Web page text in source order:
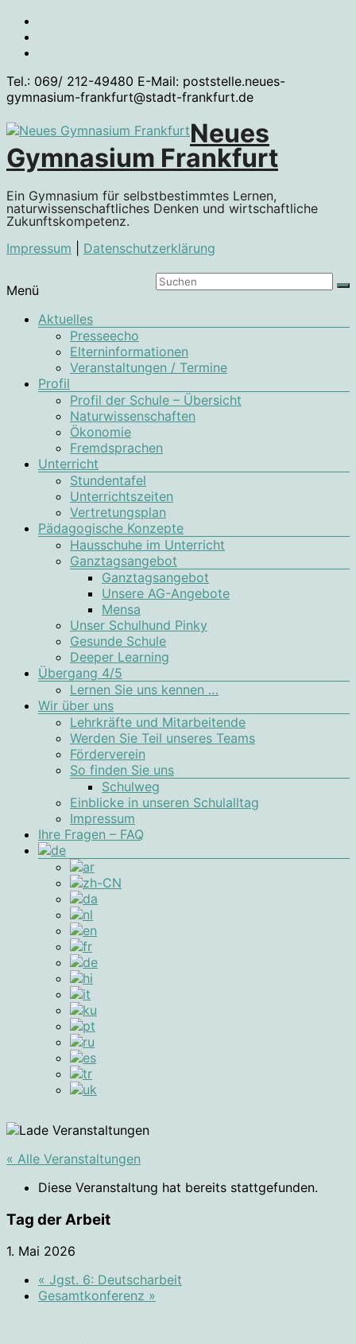
Zum
Inhalt
springen
Tel.: 069/ 212-49480 E-Mail: poststelle.neues-
gymnasium-frankfurt@stadt-frankfurt.de
Neues
Gymnasium Frankfurt
Ein Gymnasium für selbstbestimmtes Lernen,
naturwissenschaftliches Denken und wirtschaftliche
Zukunftskompetenz.
Impressum
Datenschutzerklärung
Menü
Aktuelles
Presseecho
Elterninformationen
Veranstaltungen / Termine
Profil
Profil der Schule – Übersicht
Naturwissenschaften
Ökonomie
Fremdsprachen
Unterricht
Stundentafel
Unterrichtszeiten
Vertretungsplan
Pädagogische Konzepte
Hausschuhe im Unterricht
Ganztagsangebot
Ganztagsangebot
Unsere AG-Angebote
Mensa
Unser Schulhund Pinky
Gesunde Schule
Deeper Learning
Übergang 4/5
Lernen Sie uns kennen …
Wir über uns
Lehrkräfte und Mitarbeitende
Werden Sie Teil unseres Teams
Förderverein
So finden Sie uns
Schulweg
Einblicke in unseren Schulalltag
Impressum
Ihre Fragen – FAQ
« Alle Veranstaltungen
Diese Veranstaltung hat bereits stattgefunden.
Tag der Arbeit
1. Mai 2026
« Jgst. 6: Deutscharbeit
Gesamtkonferenz »